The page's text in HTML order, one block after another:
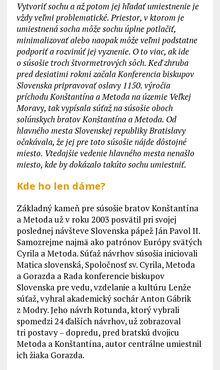
Vytvoriť sochu a až potom jej hľadať umiestnenie je
vždy veľmi problematické. Priestor, v ktorom je
umiestnená socha môže sochu úplne potlačiť,
minimalizovať alebo naopak môže veľmi podstatne
podporiť a rozvinúť jej vyznenie. O to viac, ak ide
o súsošie troch štvormetrových sôch. Keď zhruba
pred desiatimi rokmi začala Konferencia biskupov
Slovenska pripravovať oslavy 1150. výročia
príchodu Konštantína a Metoda na územie Veľkej
Moravy, tak vypísala súťaž na súsošie oboch
solúnskych bratov Konštantína a Metoda. Od
hlavného mesta Slovenskej republiky Bratislavy
očakávala, že jej pre toto súsošie nájde dôstojné
miesto. Vtedajšie vedenie hlavného mesta nenašlo
miesto, kde by dokázalo takúto sochu umiestniť.
Kde ho len dáme?
Základný kameň pre súsošie bratov Konštantína
a Metoda už v roku 2003 posvätil pri svojej
poslednej návšteve Slovenska pápež Ján Pavol II.
Samozrejme najmä ako patrónov Európy svätých
Cyrila a Metoda. Súťaž návrhov súsošia iniciovali
Matica slovenská, Spoločnosť sv. Cyrila, Metoda
a Gorazda a Rada konferencie biskupov
Slovenska pre vedu, vzdelanie a kultúru Lenže
súťaž, vyhral akademický sochár Anton Gábrik
z Modry. Jeho návrh Rotunda, ktorý vybrali
spomedzi 24 ďalších návrhov, už zobrazoval
tri postavy – dopredu, pred bratskú dvojicu
Metoda a Konštantína, autor centrálne umiestnil
ich žiaka Gorazda.